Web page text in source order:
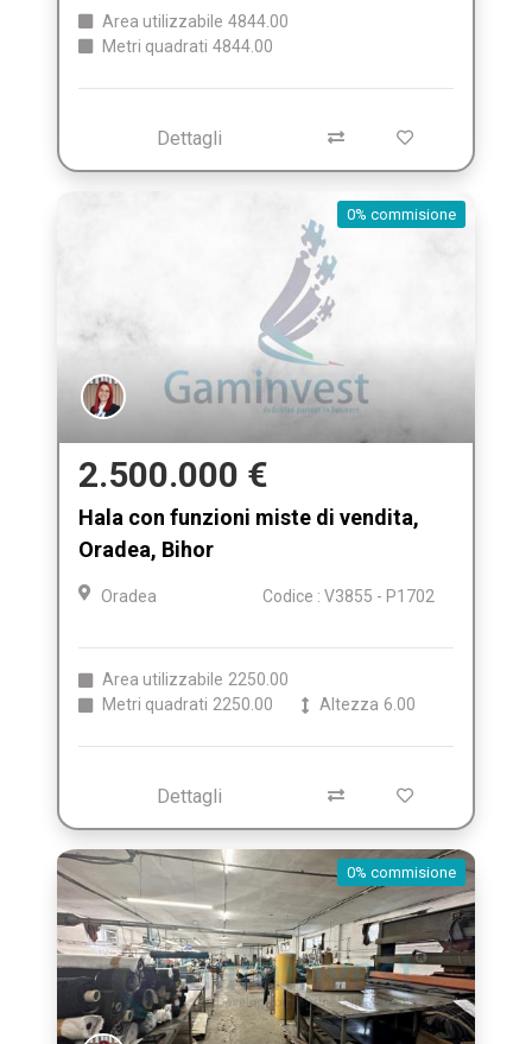
Area utilizzabile 4844.00
Metri quadrati 4844.00
Dettagli
0% commisione
2.500.000 €
Hala con funzioni miste di vendita,
Oradea, Bihor
Oradea Codice : V3855 - P1702
Area utilizzabile 2250.00
Metri quadrati 2250.00 Altezza 6.00
Dettagli
0% commisione